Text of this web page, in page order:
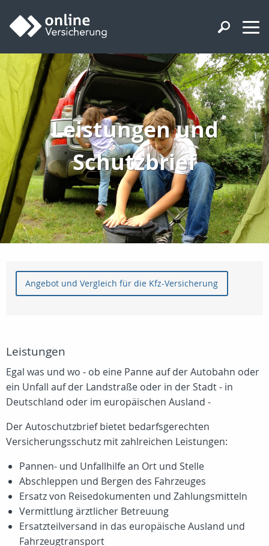
Leistungen und
Schutzbrief
Angebot und Vergleich für die Kfz-Versicherung
Leistungen
Egal was und wo - ob eine Panne auf der Autobahn oder
ein Unfall auf der Landstraße oder in der Stadt - in
Deutschland oder im europäischen Ausland -
Der Autoschutzbrief bietet bedarfsgerechten
Versicherungsschutz mit zahlreichen Leistungen:
Pannen- und Unfallhilfe an Ort und Stelle
Abschleppen und Bergen des Fahrzeuges
Ersatz von Reisedokumenten und Zahlungsmitteln
Vermittlung ärztlicher Betreuung
Ersatzteilversand in das europäische Ausland und
Fahrzeugtransport